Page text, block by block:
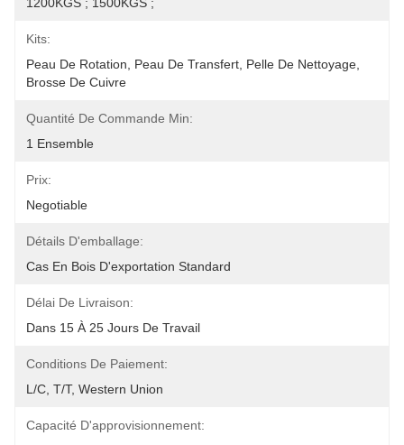
Kits:
Peau De Rotation, Peau De Transfert, Pelle De Nettoyage,
Brosse De Cuivre
Quantité De Commande Min:
1 Ensemble
Prix:
Negotiable
Détails D'emballage:
Cas En Bois D'exportation Standard
Délai De Livraison:
Dans 15 À 25 Jours De Travail
Conditions De Paiement:
L/C, T/T, Western Union
Capacité D'approvisionnement: